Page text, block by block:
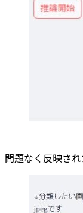
問題なく反映さ